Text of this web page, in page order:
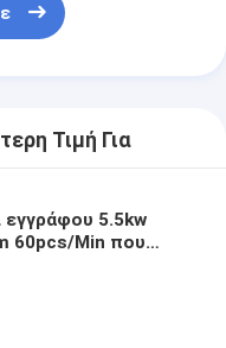
Τιμή Για
εγγράφου 5.5kw
60pcs/Min που